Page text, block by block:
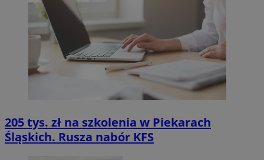
205 tys. zł na szkolenia w Piekarach
Śląskich. Rusza nabór KFS